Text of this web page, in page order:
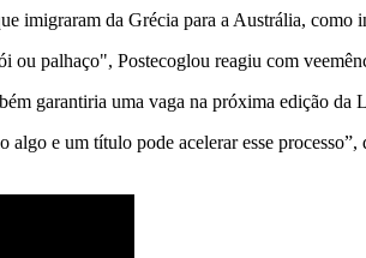
imigraram da Grécia para a Austrália, como
ou palhaço", Postecoglou reagiu com
garantiria uma vaga na próxima edição da
algo e um título pode aceleraresse processo”,